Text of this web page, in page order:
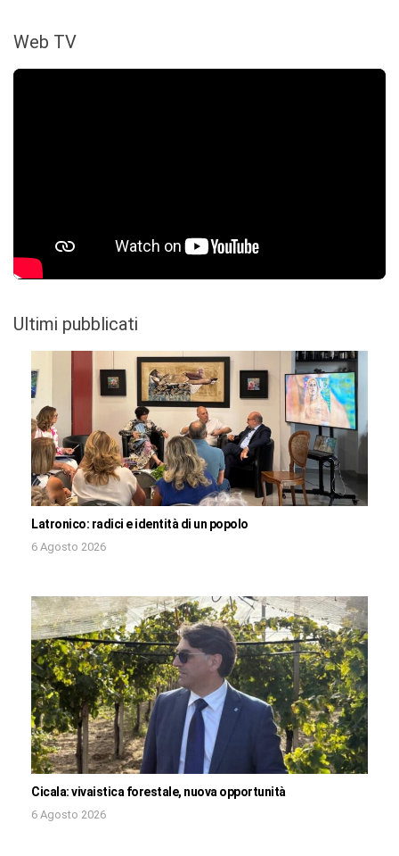
Web TV
Ultimi pubblicati
Latronico: radici e identità di un popolo
6 Agosto 2026
Cicala: vivaistica forestale, nuova opportunità
6 Agosto 2026